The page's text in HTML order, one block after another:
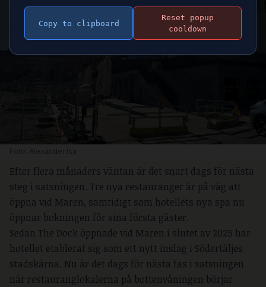
Efter flera månaders väntan är det snart dags för nästa
steg i satsningen. Tre nya restauranger är på väg att
öppna vid Maren, samtidigt som hotellets nya spa nu
öppnar bokningen för sina första gäster.
Sedan The Dock öppnade vid Maren i slutet av 2025 har
hotellet etablerat sig som ett nytt inslag i Södertäljes
stadskärna. Nu är det dags för nästa fas i satsningen
när restauranglokalerna på bottenvåningen börjar
Copy to clipboard
Reset popup
cooldown